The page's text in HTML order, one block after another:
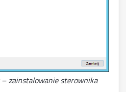
– zainstalowanie sterownika